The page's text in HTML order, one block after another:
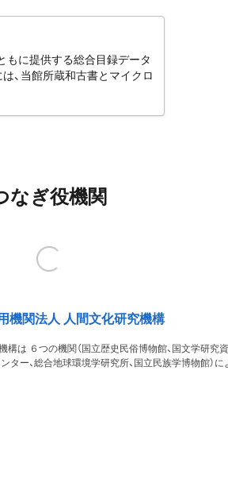
もに提供する総合目録データ
、当館所蔵和古書とマイクロ
なぎ役機関
機関法人 人間文化研究機構
は ６つの機関（国立歴史民俗博物館、国文学研究資
ター、総合地球環境学研究所、国立民族学博物館）に